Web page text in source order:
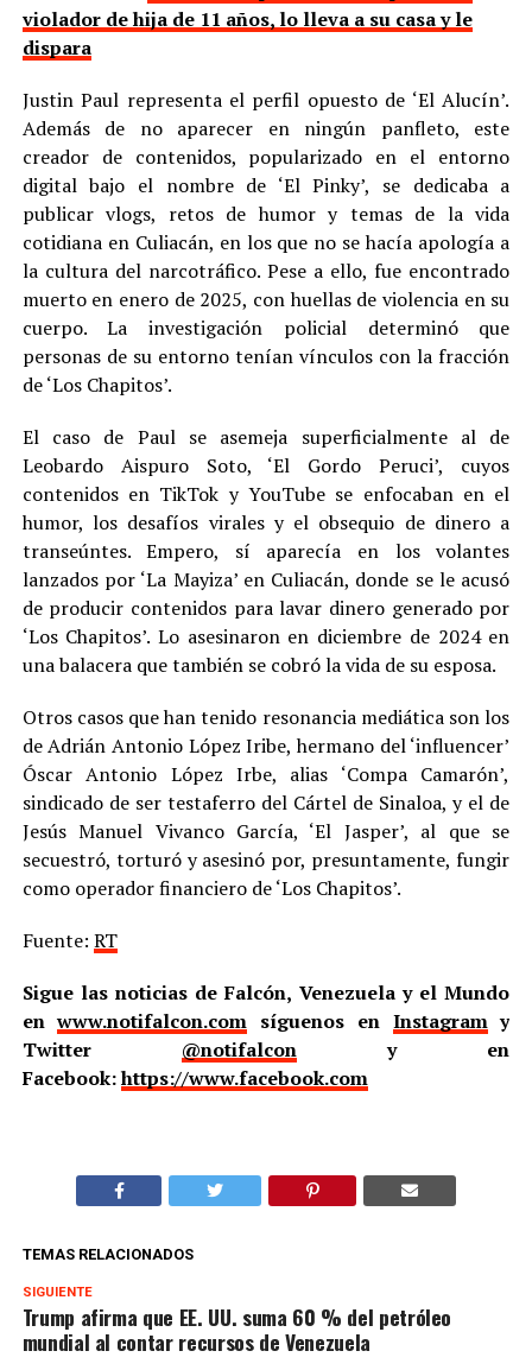
violador de hija de 11 años, lo lleva a su casa y le
dispara
Justin Paul representa el perfil opuesto de ‘El Alucín’.
Además de no aparecer en ningún panfleto, este
creador de contenidos, popularizado en el entorno
digital bajo el nombre de ‘El Pinky’, se dedicaba a
publicar vlogs, retos de humor y temas de la vida
cotidiana en Culiacán, en los que no se hacía apología a
la cultura del narcotráfico. Pese a ello, fue encontrado
muerto en enero de 2025, con huellas de violencia en su
cuerpo. La investigación policial determinó que
personas de su entorno tenían vínculos con la fracción
de ‘Los Chapitos’.
El caso de Paul se asemeja superficialmente al de
Leobardo Aispuro Soto, ‘El Gordo Peruci’, cuyos
contenidos en TikTok y YouTube se enfocaban en el
humor, los desafíos virales y el obsequio de dinero a
transeúntes. Empero, sí aparecía en los volantes
lanzados por ‘La Mayiza’ en Culiacán, donde se le acusó
de producir contenidos para lavar dinero generado por
‘Los Chapitos’. Lo asesinaron en diciembre de 2024 en
una balacera que también se cobró la vida de su esposa.
Otros casos que han tenido resonancia mediática son los
de Adrián Antonio López Iribe, hermano del ‘influencer’
Óscar Antonio López Irbe, alias ‘Compa Camarón’,
sindicado de ser testaferro del Cártel de Sinaloa, y el de
Jesús Manuel Vivanco García, ‘El Jasper’, al que se
secuestró, torturó y asesinó por, presuntamente, fungir
como operador financiero de ‘Los Chapitos’.
Fuente: RT
Sigue las noticias de Falcón, Venezuela y el Mundo
enwww.notifalcon.com síguenos en Instagramy
Twitter @notifalcony en
Facebook:https://www.facebook.com
TEMAS RELACIONADOS
SIGUIENTE
Trump afirma que EE. UU. suma 60 % del petróleo
mundial al contar recursos de Venezuela